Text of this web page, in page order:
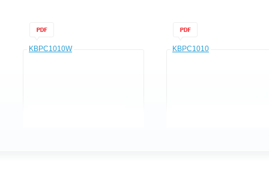
KBPC1010W KBPC1010